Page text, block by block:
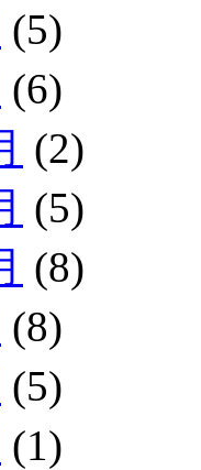
(5)
(6)
(2)
(5)
(8)
(8)
(5)
(1)